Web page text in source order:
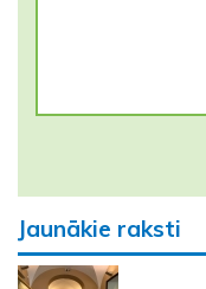
Jaunākie raksti